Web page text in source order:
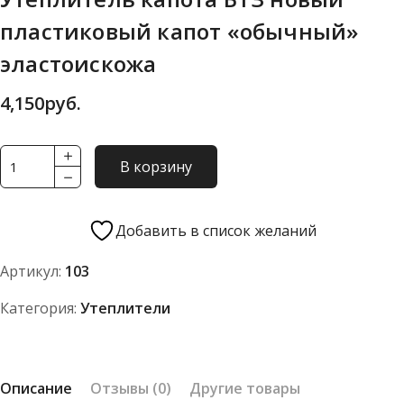
пластиковый капот «обычный»
эластоискожа
4,150руб.
Количество
товара
новый
капот
В корзину
Добавить в список желаний
Артикул: 103
Категория: Утеплители
Описание Отзывы (0) Другие товары